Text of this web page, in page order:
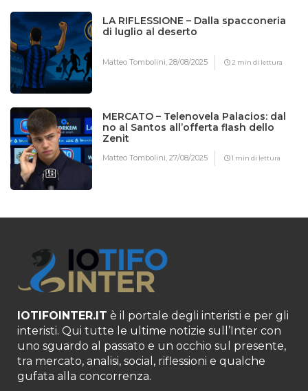
LA RIFLESSIONE – Dalla spacconeria
di luglio al deserto
Matteo Tombolini,28/08/2025 2 min di lettura
MERCATO – Telenovela Palacios: dal
no al Santos all’offerta flash dello
Zenit
Matteo Tombolini,27/08/2025 1 min di lettura
IOTIFOINTER.IT è il portale degli interisti e per gli
interisti. Qui tutte le ultime notizie sull’Inter con
uno sguardo al passato e un occhio sul presente,
tra mercato, analisi, social, riflessioni e qualche
gufata alla concorrenza.